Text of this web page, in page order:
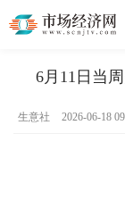
6月11日当
生意社 2026-06-18